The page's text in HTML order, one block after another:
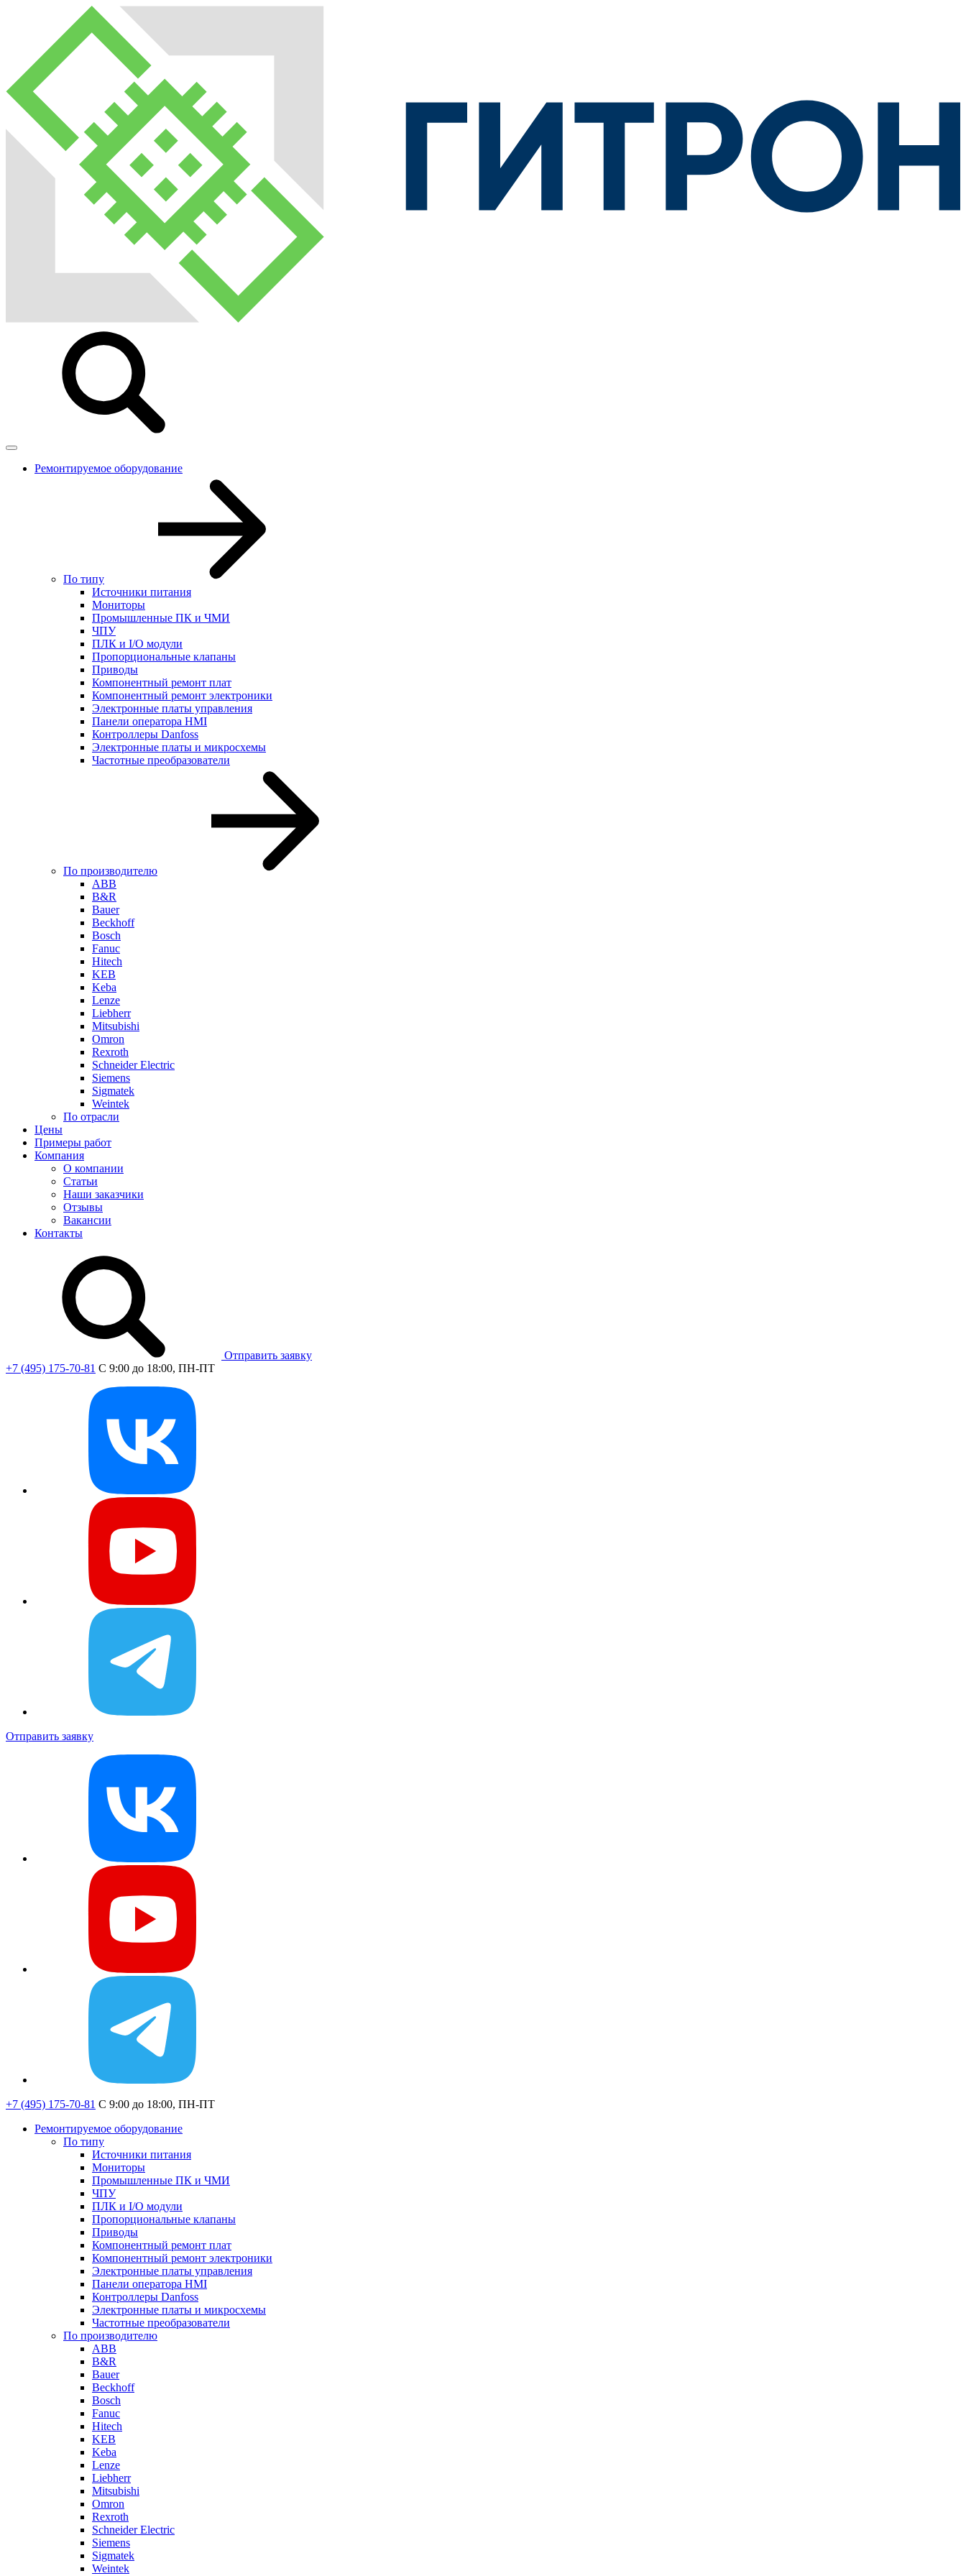
Ремонтируемое оборудование
По типу
Источники питания
Мониторы
Промышленные ПК и ЧМИ
ЧПУ
ПЛК и I/O модули
Пропорциональные клапаны
Приводы
Компонентный ремонт плат
Компонентный ремонт электроники
Электронные платы управления
Панели оператора HMI
Контроллеры Danfoss
Электронные платы и микросхемы
Частотные преобразователи
По производителю
ABB
B&R
Bauer
Beckhoff
Bosch
Fanuc
Hitech
KEB
Keba
Lenze
Liebherr
Mitsubishi
Omron
Rexroth
Schneider Electric
Siemens
Sigmatek
Weintek
По отрасли
Цены
Примеры работ
Компания
О компании
Статьи
Наши заказчики
Отзывы
Вакансии
Контакты
Отправить заявку
+7 (495) 175-70-81 C 9:00 до 18:00, ПН-ПТ
Отправить заявку
+7 (495) 175-70-81 C 9:00 до 18:00, ПН-ПТ
Ремонтируемое оборудование
По типу
Источники питания
Мониторы
Промышленные ПК и ЧМИ
ЧПУ
ПЛК и I/O модули
Пропорциональные клапаны
Приводы
Компонентный ремонт плат
Компонентный ремонт электроники
Электронные платы управления
Панели оператора HMI
Контроллеры Danfoss
Электронные платы и микросхемы
Частотные преобразователи
По производителю
ABB
B&R
Bauer
Beckhoff
Bosch
Fanuc
Hitech
KEB
Keba
Lenze
Liebherr
Mitsubishi
Omron
Rexroth
Schneider Electric
Siemens
Sigmatek
Weintek